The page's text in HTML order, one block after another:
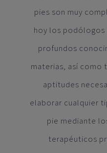
pies son muy
hoy los podólogos
profundos
materias, así como
aptitudes
elaborar cualquier
pie mediante
terapéuticos